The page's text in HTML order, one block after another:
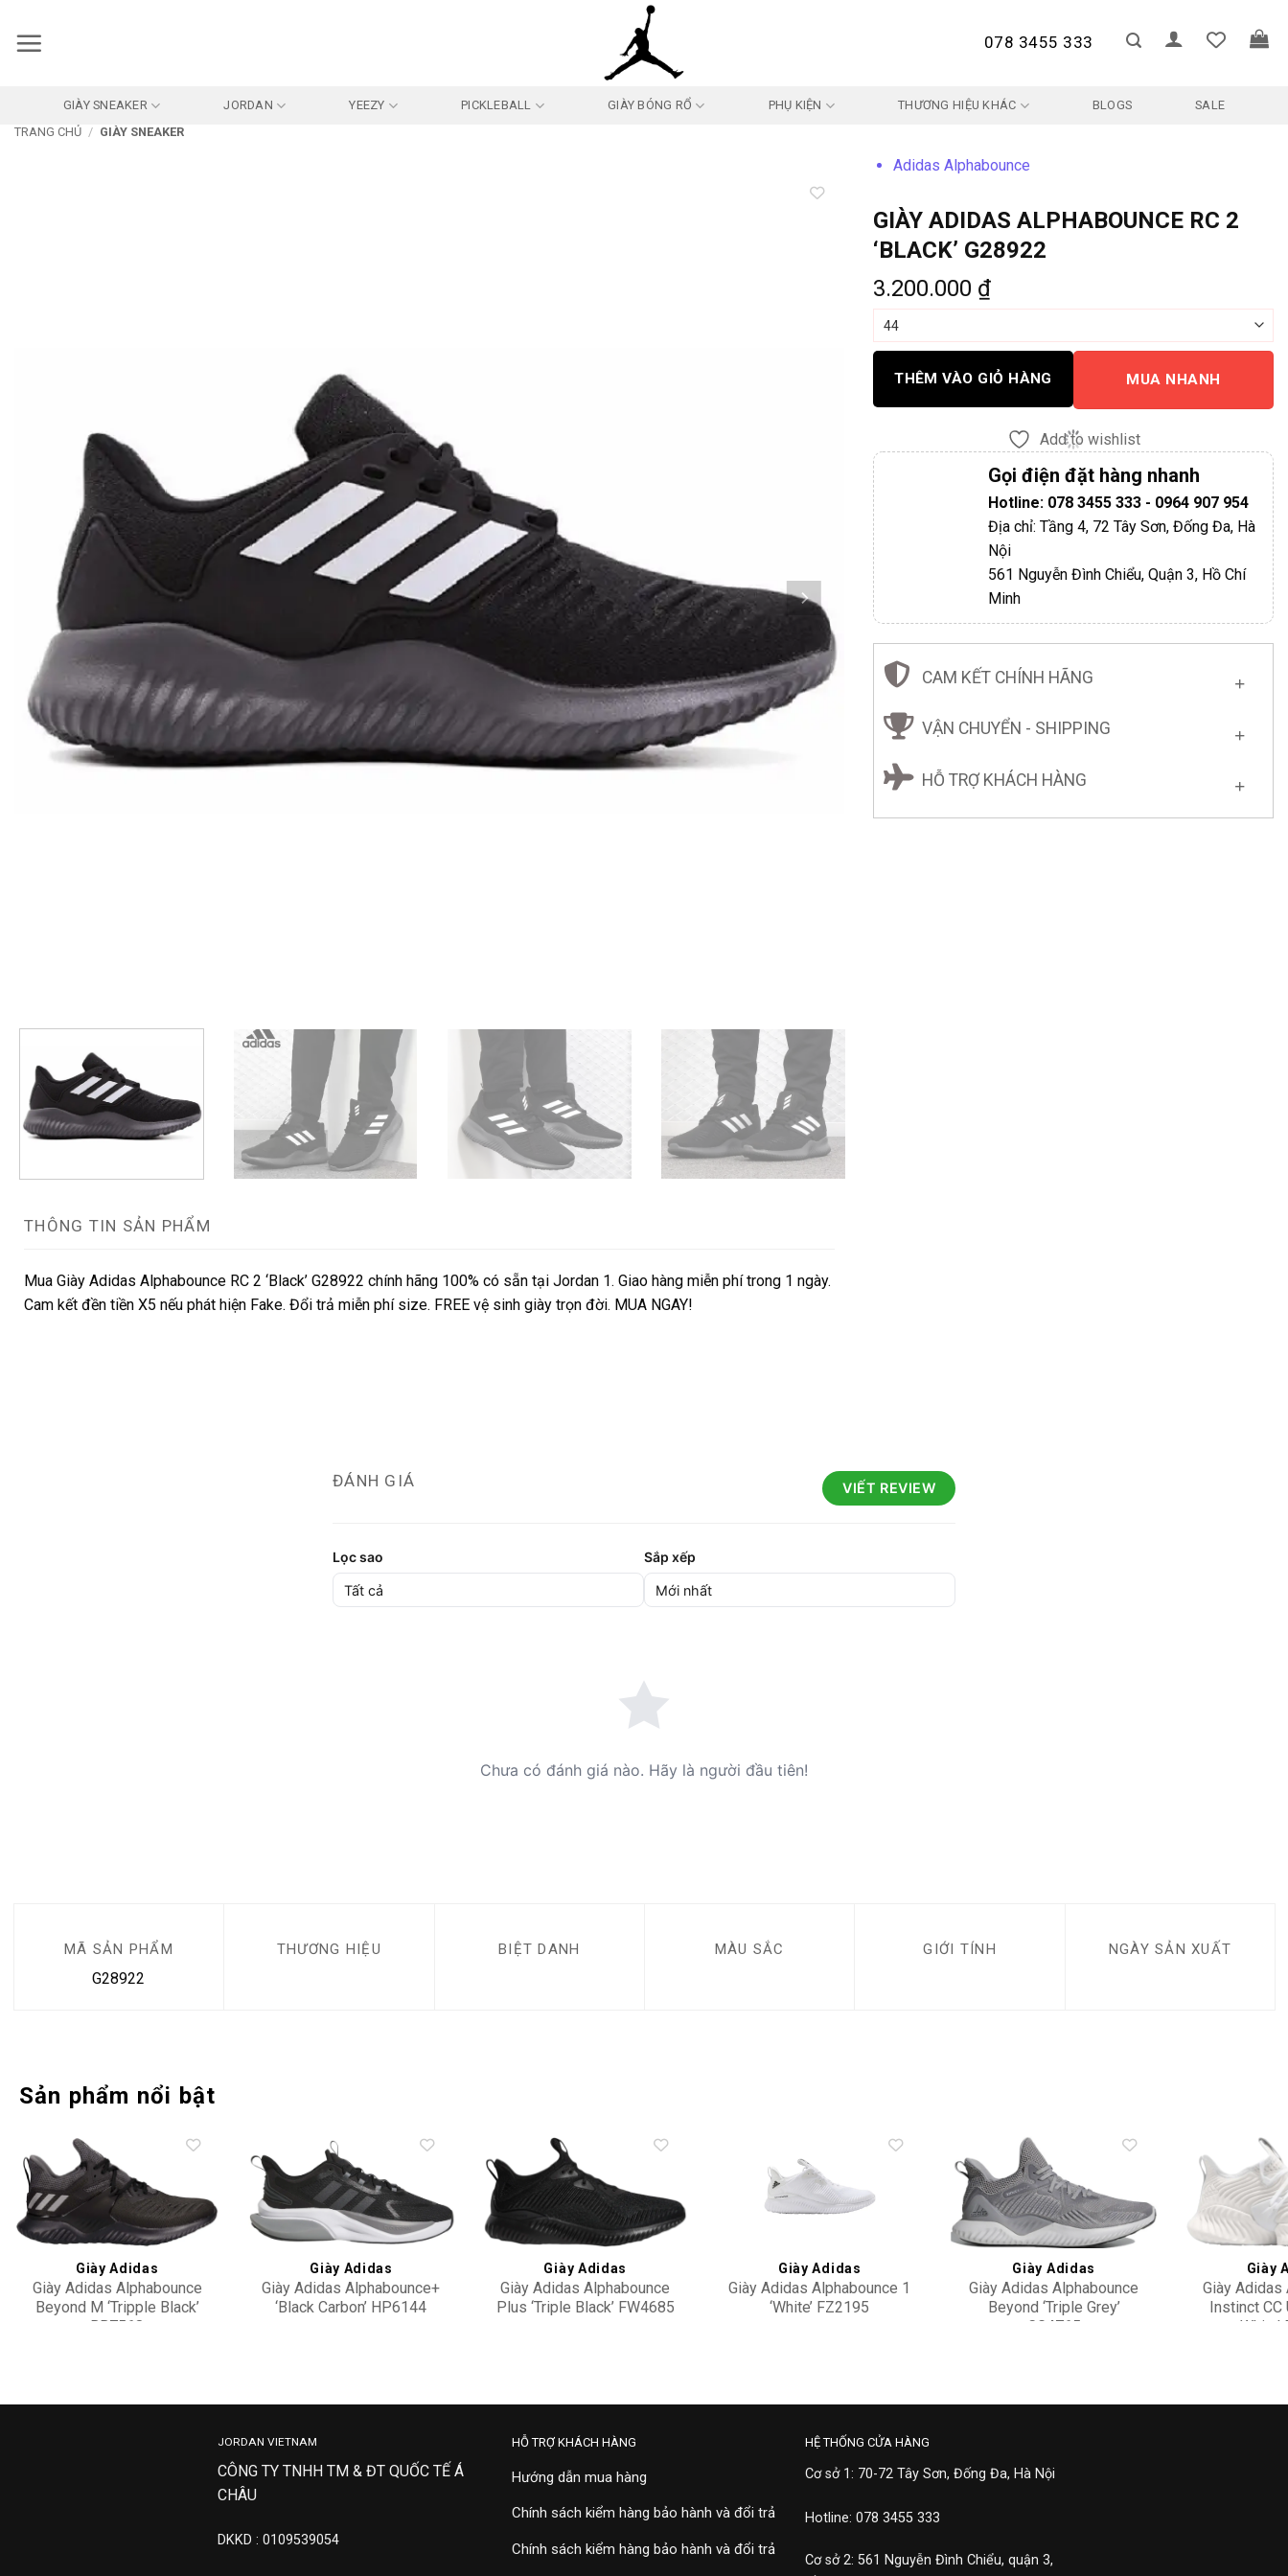
qua
078 3455 333
GIÀY SNEAKER JORDAN YEEZY PICKLEBALL GIÀY BÓNG RỔ PHỤ KIỆN THƯƠNG HIỆU KHÁC BLOGS
SALE
TRANG CHỦ / GIÀY SNEAKER
THÔNG TIN SẢN PHẨM
Mua Giày Adidas Alphabounce RC 2 ‘Black’ G28922 chính hãng 100% có sẵn tại Jordan 1. Giao hàng miễn phí trong 1 ngày.
Cam kết đền tiền X5 nếu phát hiện Fake. Đổi trả miễn phí size. FREE vệ sinh giày trọn đời. MUA NGAY!
Adidas Alphabounce
GIÀY ADIDAS ALPHABOUNCE RC 2
‘BLACK’ G28922
3.200.000 ₫
THÊM VÀO GIỎ HÀNG MUA NHANH
Add to wishlist
Gọi điện đặt hàng nhanh
Hotline: 078 3455 333 - 0964 907 954
Địa chỉ: Tầng 4, 72 Tây Sơn, Đống Đa, Hà
Nội
561 Nguyễn Đình Chiểu, Quận 3, Hồ Chí
Minh
CAM KẾT CHÍNH HÃNG
VẬN CHUYỂN - SHIPPING
HỖ TRỢ KHÁCH HÀNG
ĐÁNH GIÁ VIẾT REVIEW
Lọc sao Sắp xếp
Chưa có đánh giá nào. Hãy là người đầu tiên!
MÃ SẢN PHẨM
G28922
THƯƠNG HIỆU BIỆT DANH MÀU SẮC GIỚI TÍNH NGÀY SẢN XUẤT
Sản phẩm nổi bật
Add to
wishlist
Giày Adidas
Giày Adidas Alphabounce
Beyond M ‘Tripple Black’
BB7568
Add to
Giày Adidas
Giày Adidas Alphabounce+
‘Black Carbon’ HP6144
Add to
wishlist
Giày Adidas
Giày Adidas Alphabounce
Plus ‘Triple Black’ FW4685
Add to
Giày Adidas
Giày Adidas Alphabounce 1
‘White’ FZ2195
Add to
wishlist
Giày Adidas
Giày Adidas Alphabounce
Beyond ‘Triple Grey’
CG4765
Giày
Giày Adidas
Instinct CC
White’
JORDAN VIETNAM
CÔNG TY TNHH TM & ĐT QUỐC TẾ Á
CHÂU
DKKD : 0109539054
HỖ TRỢ KHÁCH HÀNG
Hướng dẫn mua hàng
Chính sách kiểm hàng bảo hành và đổi trả
Chính sách kiểm hàng bảo hành và đổi trả
HỆ THỐNG CỬA HÀNG
Cơ sở 1: 70-72 Tây Sơn, Đống Đa, Hà Nội
Hotline: 078 3455 333
Cơ sở 2: 561 Nguyễn Đình Chiểu, quận 3,